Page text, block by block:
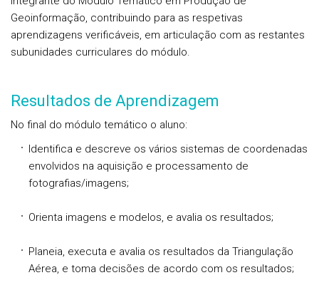
Geoinformação, contribuindo para as respetivas
aprendizagens verificáveis, em articulação com as restantes
subunidades curriculares do módulo.
Resultados de Aprendizagem
No final do módulo temático o aluno:
Identifica e descreve os vários sistemas de coordenadas
envolvidos na aquisição e processamento de
fotografias/imagens;
Orienta imagens e modelos, e avalia os resultados;
Planeia, executa e avalia os resultados da Triangulação
Aérea, e toma decisões de acordo com os resultados;